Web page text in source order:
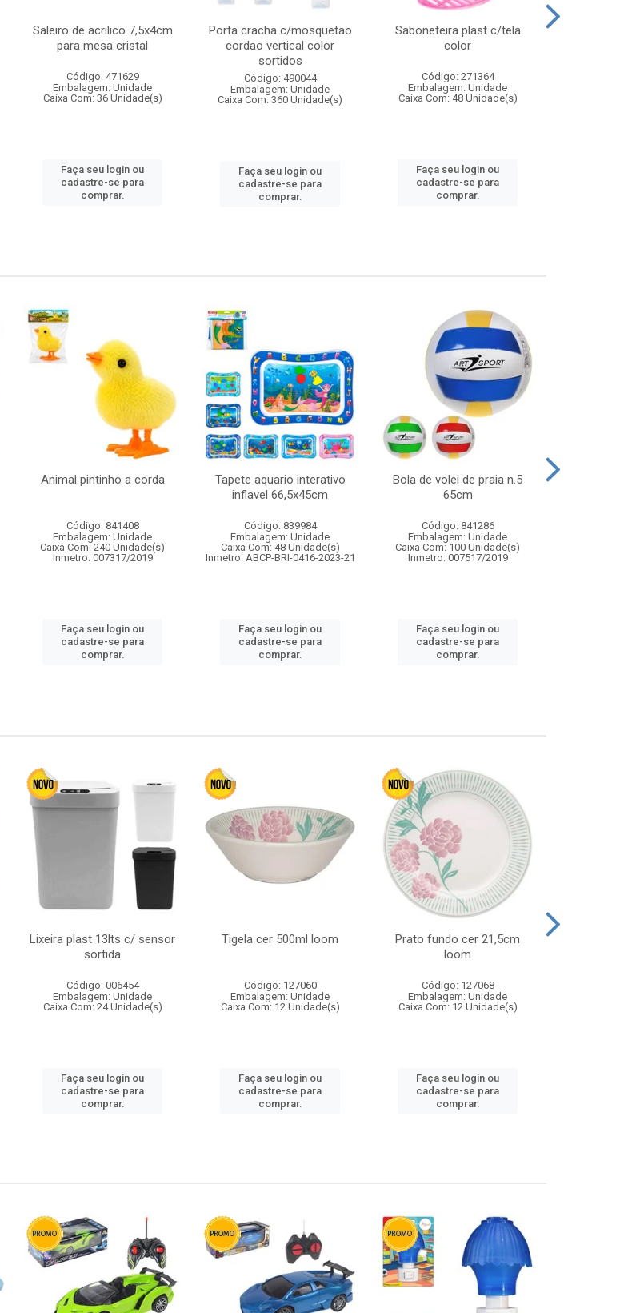
Saleiro de acrilico 7,5x4cm
para mesa cristal
Código: 471629
Embalagem: Unidade
Caixa Com: 36 Unidade(s)
Faça seu login ou
cadastre-se para
comprar.
Porta cracha c/mosquetao
cordao vertical color
sortidos
Código: 490044
Embalagem: Unidade
Caixa Com: 360 Unidade(s)
Faça seu login ou
cadastre-se para
comprar.
Saboneteira plast c/tela
color
Código: 271364
Embalagem: Unidade
Caixa Com: 48 Unidade(s)
Faça seu login ou
cadastre-se para
comprar.
Animal pintinho a corda
Código: 841408
Embalagem: Unidade
Caixa Com: 240 Unidade(s)
Inmetro: 007317/2019
Faça seu login ou
cadastre-se para
comprar.
Tapete aquario interativo
inflavel 66,5x45cm
Código: 839984
Embalagem: Unidade
Caixa Com: 48 Unidade(s)
Inmetro: ABCP-BRI-0416-2023-21
Faça seu login ou
cadastre-se para
comprar.
Bola de volei de praia n.5
65cm
Código: 841286
Embalagem: Unidade
Caixa Com: 100 Unidade(s)
Inmetro: 007517/2019
Faça seu login ou
cadastre-se para
comprar.
Lixeira plast 13lts c/ sensor
sortida
Código: 006454
Embalagem: Unidade
Caixa Com: 24 Unidade(s)
Faça seu login ou
cadastre-se para
comprar.
Tigela cer 500ml loom
Código: 127060
Embalagem: Unidade
Caixa Com: 12 Unidade(s)
Faça seu login ou
cadastre-se para
comprar.
Prato fundo cer 21,5cm
loom
Código: 127068
Embalagem: Unidade
Caixa Com: 12 Unidade(s)
Faça seu login ou
cadastre-se para
comprar.